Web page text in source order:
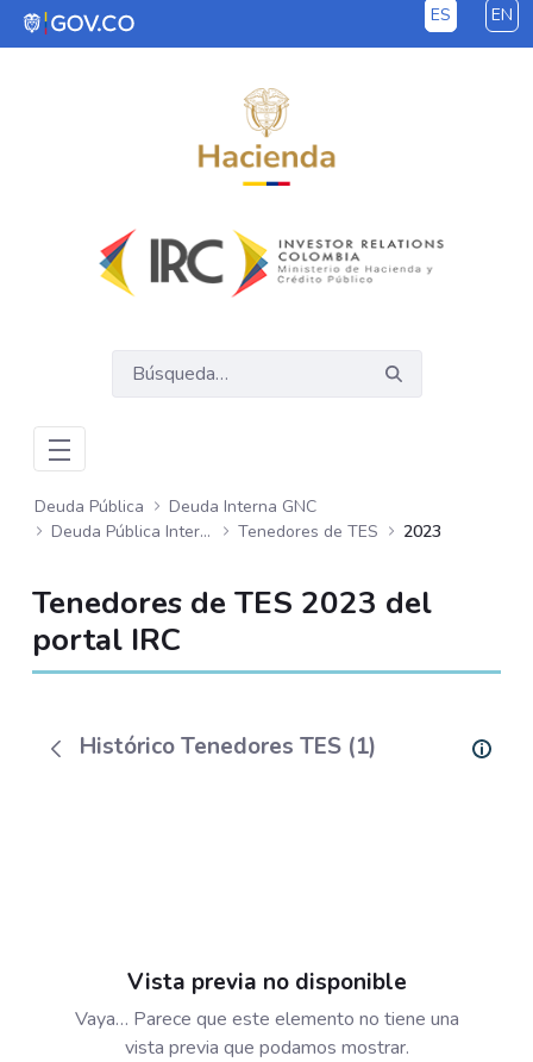
Saltar al contenido principal ES EN
Deuda Pública
Deuda Interna GNC
Deuda Pública Interna GNC
Tenedores de TES 2023
Tenedores de TES 2023 del
portal IRC
Histórico Tenedores TES (1)
Vista previa no disponible
Vaya… Parece que este elemento no tiene una
vista previa que podamos mostrar.